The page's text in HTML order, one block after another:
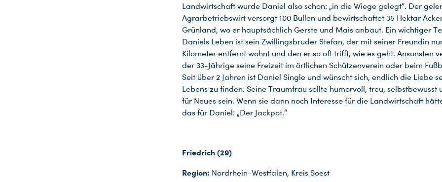
Landwirtschaft wurde Daniel also schon: „in die Wiege gelegt“. Der
Agrarbetriebswirt versorgt 100 Bullen und bewirtschaftet 35 Hektar
Grünland, wo er hauptsächlich Gerste und Mais anbaut. Ein wichtiger
Daniels Leben ist sein Zwillingsbruder Stefan, der mit seiner Freundin
Kilometer entfernt wohnt und den er so oft trifft, wie es geht. Ansonsten
der 33-Jährige seine Freizeit im örtlichen Schützenverein oder beim
Seit über 2 Jahren ist Daniel Single und wünscht sich, endlich die Liebe
Lebens zu finden. Seine Traumfrau sollte humorvoll, treu, selbstbewusst
für Neues sein. Wenn sie dann noch Interesse für die Landwirtschaft
das für Daniel: „Der Jackpot.“
Friedrich (29)
Region: Nordrhein-Westfalen, Kreis Soest